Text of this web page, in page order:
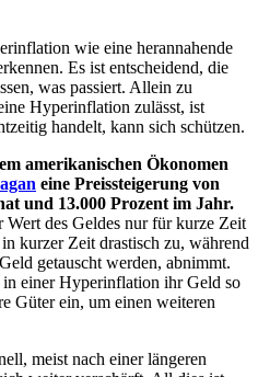
wie eine herannahende
Es ist entscheidend, die
was passiert. Allein zu
Hyperinflation zulässt, ist
handelt, kann sich schützen.
amerikanischen Ökonomen
eine Preissteigerung von
und 13.000 Prozent im Jahr.
des Geldes nur für kurze Zeit
kurzer Zeit drastisch zu, während
getauscht werden, abnimmt.
in einer Hyperinflation ihr Geld so
Güter ein, um einen weiteren
meist nach einer längeren